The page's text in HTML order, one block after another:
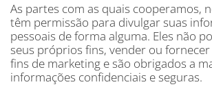
As partes com as quais cooperamos,
têm permissão para divulgar suas
pessoais de forma alguma. Eles não
seus próprios fins, vender ou
fins de marketing e são obrigados a
informações confidenciais e seguras.